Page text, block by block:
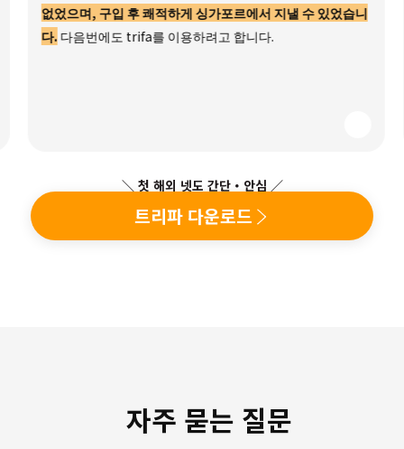
없었으며, 구입 후 쾌적하게 싱가포르에서 지낼 수 있었습니
다. 다음번에도 trifa를 이용하려고 합니다.
＼ 첫 해외 넷도 간단・안심 ／
트리파 다운로드
자주 묻는 질문